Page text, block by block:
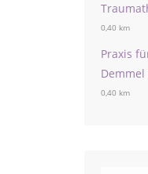
0,40 km
Praxis
Demmel
0,40 km